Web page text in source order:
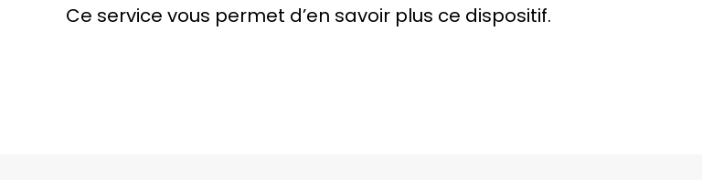
Ce service vous permet d’en savoir plus ce dispositif.